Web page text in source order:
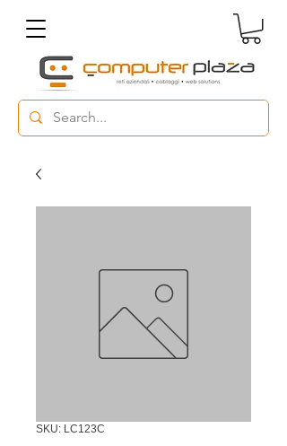
SKU: LC123C